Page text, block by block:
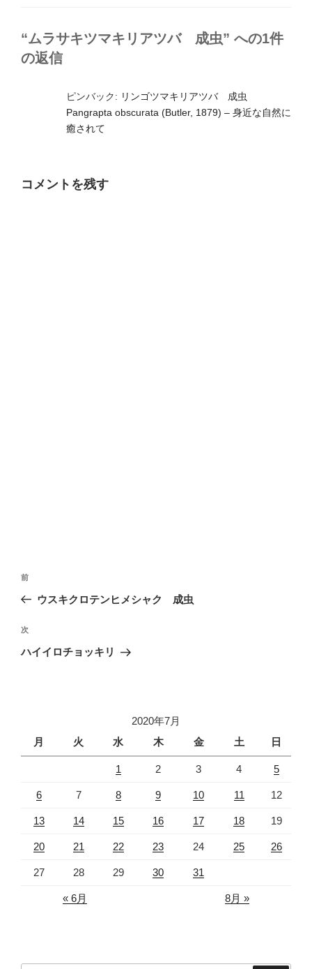
“ムラサキツマキリアツバ 成虫” への1件
の返信
ピンバック: リンゴツマキリアツバ 成虫
Pangrapta obscurata (Butler, 1879) – 身近な自然に
癒されて
コメントを残す
投
ナ
ビ
ゲ
前
の
稿
前
ウスキクロテンヒメシャク 成虫
次
の
次
ハイイロチョッキリ
2020年7月
月
火 水 木 金 土 日
1 2 3 4 5
6 7 8 9 10 11 12
13 14 15 16 17 18 19
20 21 22 23 24 25 26
27 28 29 30 31
« 6月 8月 »